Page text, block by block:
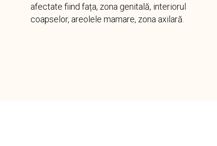
afectate fiind fața, zona genitală, interiorul
coapselor, areolele mamare, zona axilară.